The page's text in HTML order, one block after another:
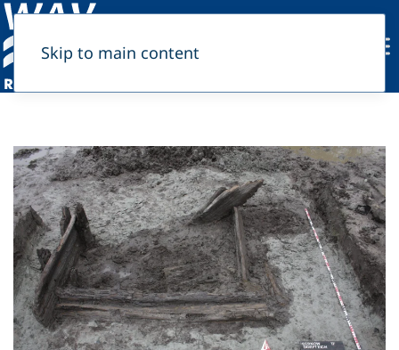
Skip to main content